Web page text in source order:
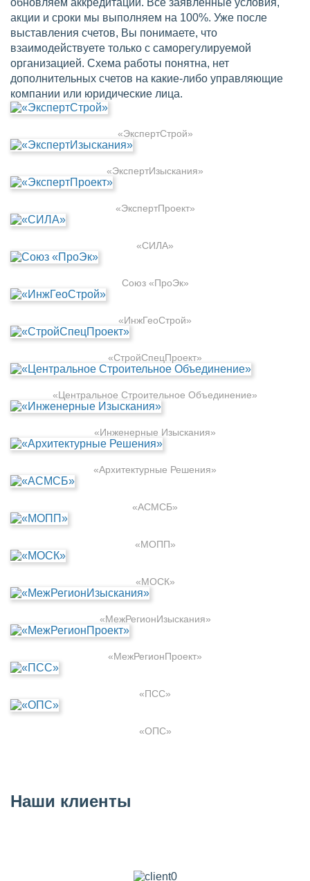
обновляем аккредитации. Все заявленные условия,
акции и сроки мы выполняем на 100%. Уже после
выставления счетов, Вы понимаете, что
взаимодействуете только с саморегулируемой
организацией. Схема работы понятна, нет
дополнительных счетов на какие-либо управляющие
компании или юридические лица.
«ЭкспертСтрой»
«ЭкспертИзыскания»
«ЭкспертПроект»
«СИЛА»
Союз «ПроЭк»
«ИнжГеоСтрой»
«СтройСпецПроект»
«Центральное Строительное Объединение»
«Инженерные Изыскания»
«Архитектурные Решения»
«АСМСБ»
«МОПП»
«МОСК»
«МежРегионИзыскания»
«МежРегионПроект»
«ПСС»
«ОПС»
Наши клиенты